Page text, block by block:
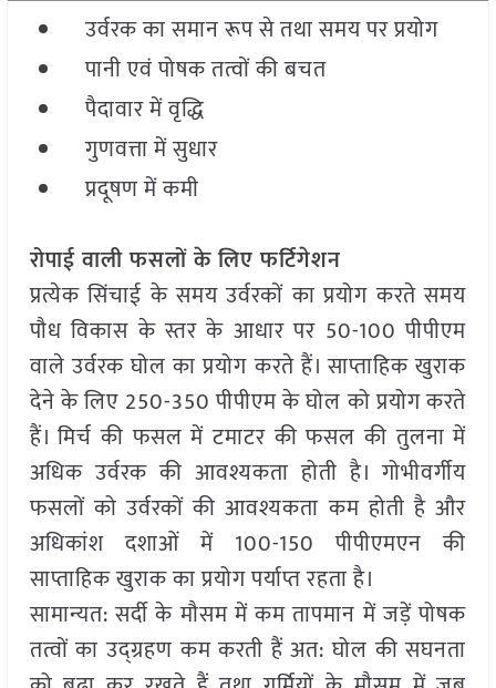
उर्वरक का समान रूप से तथा समय पर प्रयोग
पानी एवं पोषक तत्वों की बचत
पैदावार में वृद्धि
गुणवत्ता में सुधार
प्रदूषण में कमी
रोपाई वाली फसलों के लिए फर्टिगेशन
प्रत्येक सिंचाई के समय उर्वरकों का प्रयोग करते समय
पौध विकास के स्तर के आधार पर 50-100 पीपीएम
वाले उर्वरक घोल का प्रयोग करते हैं। साप्ताहिक खुराक
देने के लिए 250-350 पीपीएम के घोल को प्रयोग करते
हैं। मिर्च की फसल में टमाटर की फसल की तुलना में
अधिक उर्वरक की आवश्यकता होती है। गोभीवर्गीय
फसलों को उर्वरकों की आवश्यकता कम होती है और
अधिकांश दशाओं में 100-150 पीपीएमएन की
साप्ताहिक खुराक का प्रयोग पर्याप्त रहता है।
सामान्यत: सर्दी के मौसम में कम तापमान में जड़ें पोषक
तत्वों का उद्ग्रहण कम करती हैं अत: घोल की सघनता